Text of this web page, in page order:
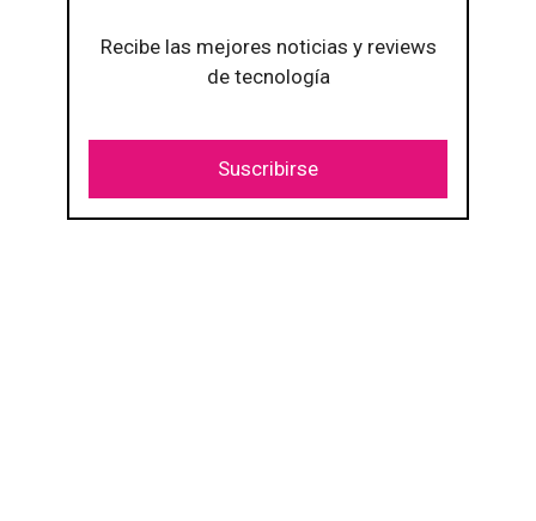
Recibe las mejores noticias y reviews
de tecnología
Suscribirse